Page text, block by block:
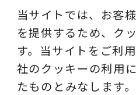
ビジネステーマ解説集
動画ライブラリ
当サイトでは、お客
を提供するため、ク
す。当サイトをご利
社のクッキーの利用
たものとみなします